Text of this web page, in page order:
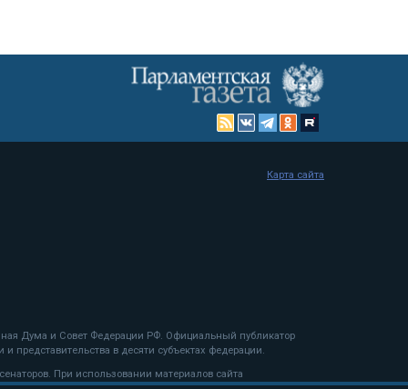
Дума и Совет Федерации РФ. Официальный публикатор
представительства в десяти субъектах федерации.
При использовании материалов сайта
Карта сайта